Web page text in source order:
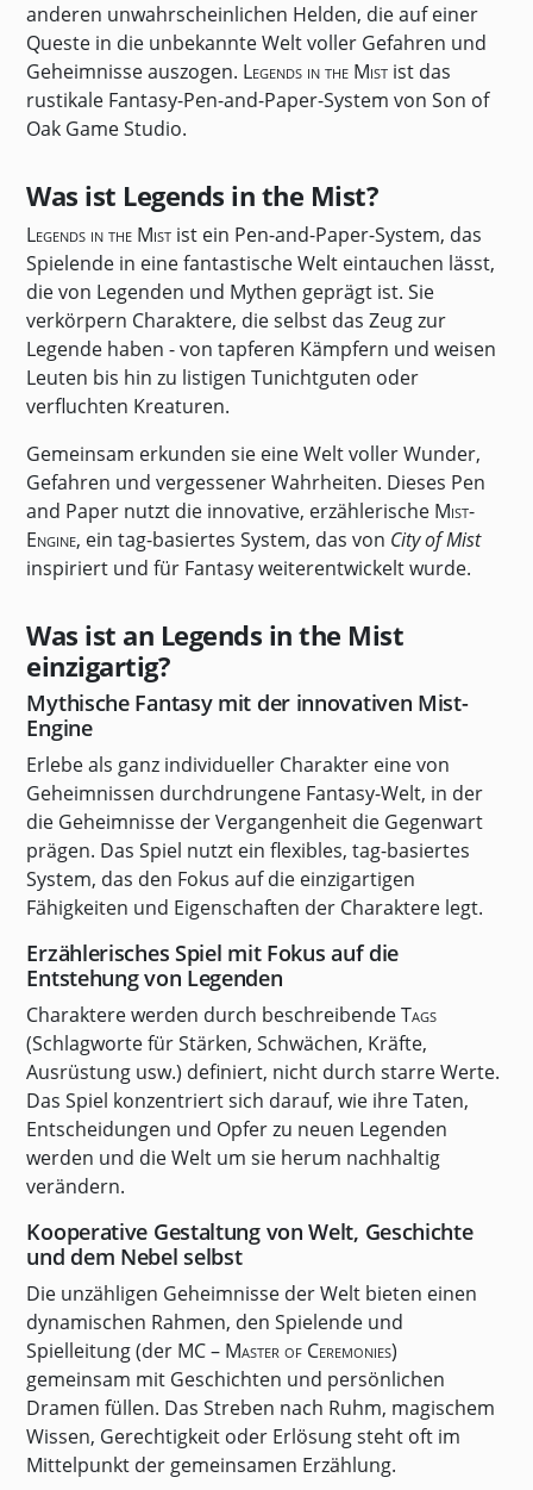
anderen unwahrscheinlichen Helden, die auf einer
Queste in die unbekannte Welt voller Gefahren und
Geheimnisse auszogen. Legends in the Mist ist das
rustikale Fantasy-Pen-and-Paper-System von Son of
Oak Game Studio.
Was ist Legends in the Mist?
Legends in the Mist ist ein Pen-and-Paper-System, das
Spielende in eine fantastische Welt eintauchen lässt,
die von Legenden und Mythen geprägt ist. Sie
verkörpern Charaktere, die selbst das Zeug zur
Legende haben - von tapferen Kämpfern und weisen
Leuten bis hin zu listigen Tunichtguten oder
verfluchten Kreaturen.
Gemeinsam erkunden sie eine Welt voller Wunder,
Gefahren und vergessener Wahrheiten. Dieses Pen
and Paper nutzt die innovative, erzählerische Mist-
Engine, ein tag-basiertes System, das von City of Mist
inspiriert und für Fantasy weiterentwickelt wurde.
Was ist an Legends in the Mist
einzigartig?
Mythische Fantasy mit der innovativen Mist-
Engine
Erlebe als ganz individueller Charakter eine von
Geheimnissen durchdrungene Fantasy-Welt, in der
die Geheimnisse der Vergangenheit die Gegenwart
prägen. Das Spiel nutzt ein flexibles, tag-basiertes
System, das den Fokus auf die einzigartigen
Fähigkeiten und Eigenschaften der Charaktere legt.
Erzählerisches Spiel mit Fokus auf die
Entstehung von Legenden
Charaktere werden durch beschreibendeTags
(Schlagworte für Stärken, Schwächen, Kräfte,
Ausrüstung usw.) definiert, nicht durch starre Werte.
Das Spiel konzentriert sich darauf, wie ihre Taten,
Entscheidungen und Opfer zu neuen Legenden
werden und die Welt um sie herum nachhaltig
verändern.
Kooperative Gestaltung von Welt, Geschichte
und dem Nebel selbst
Die unzähligen Geheimnisse der Welt bieten einen
dynamischen Rahmen, den Spielende und
Spielleitung (der MC – Master of Ceremonies)
gemeinsam mit Geschichten und persönlichen
Dramen füllen. Das Streben nach Ruhm, magischem
Wissen, Gerechtigkeit oder Erlösung steht oft im
Mittelpunkt der gemeinsamen Erzählung.